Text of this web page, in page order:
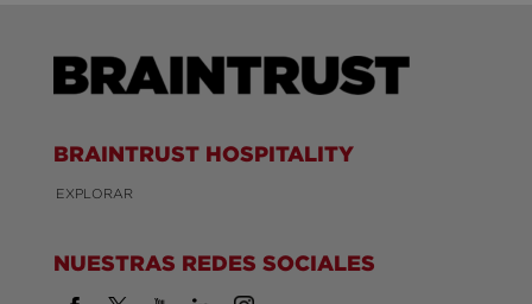
BRAINTRUST HOSPITALITY
EXPLORAR
NUESTRAS REDES SOCIALES